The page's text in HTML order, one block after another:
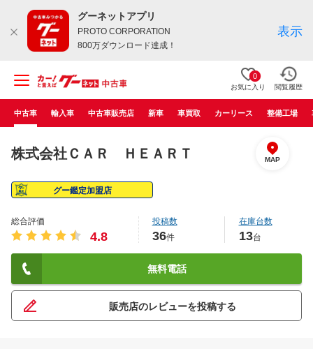
グーネットアプリ
PROTO CORPORATION
800万ダウンロード達成！
表示
0
お気に入り 閲覧履歴
中古車 輸入車 中古車販売店 新車 車買取 カーリース 整備工場
株式会社ＣＡＲ ＨＥＡＲＴ MAP
グー鑑定加盟店
総合評価
4.8
投稿数
36件
在庫台数
13台
無料電話
販売店のレビューを投稿する